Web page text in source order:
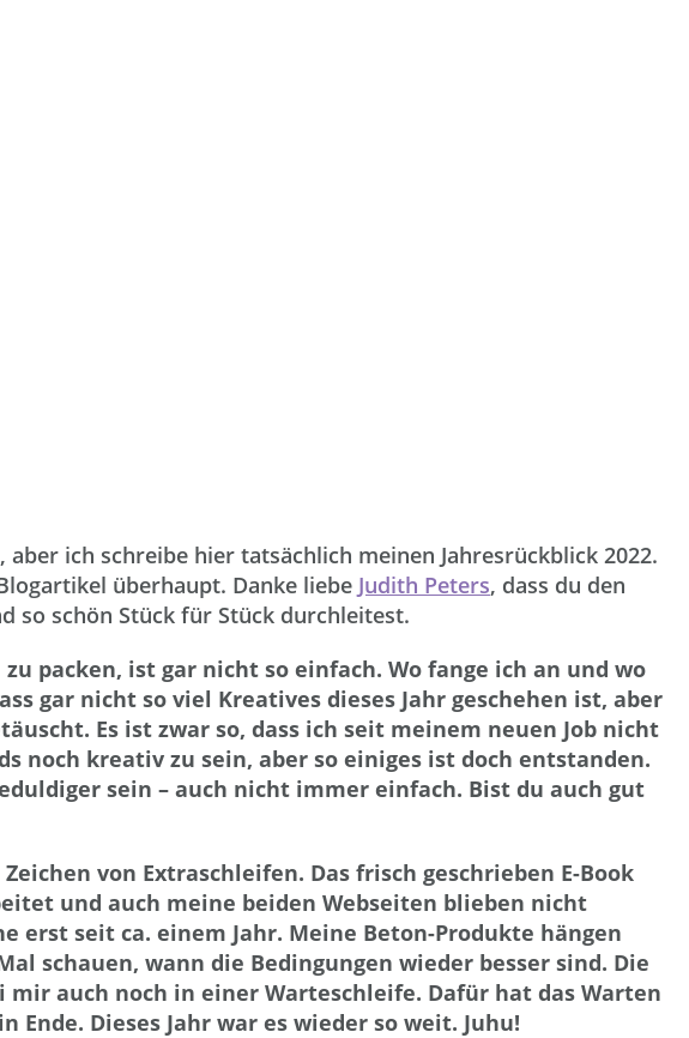
aber ich schreibe hier tatsächlich meinen Jahresrückblick 2022.
überhaupt. Danke liebe Judith Peters, dass du den
so schön Stück für Stück durchleitest.
packen, ist gar nicht so einfach. Wo fange ich an und wo
gar nicht so viel Kreatives dieses Jahr geschehen ist, aber
Es ist zwar so, dass ich seit meinem neuen Job nicht
noch kreativ zu sein, aber so einiges ist doch entstanden.
sein – auch nicht immer einfach. Bist du auch gut
von Extraschleifen. Das frisch geschrieben E-Book
und auch meine beiden Webseiten blieben nicht
erst seit ca. einem Jahr. Meine Beton-Produkte hängen
schauen, wann die Bedingungen wieder besser sind. Die
auch noch in einer Warteschleife. Dafür hat das Warten
Ende. Dieses Jahr war es wieder so weit. Juhu!